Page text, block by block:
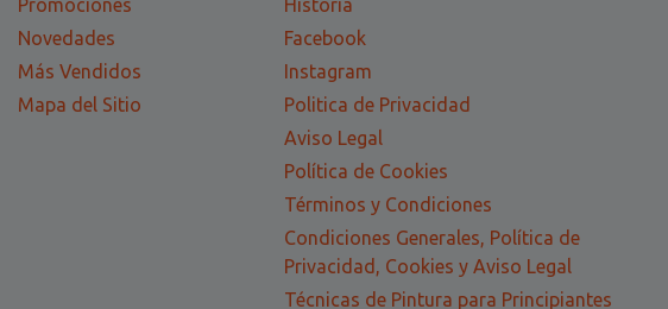
Promociones
Novedades
Más Vendidos
Mapa del Sitio
Historia
Facebook
Instagram
Politica de Privacidad
Aviso Legal
Política de Cookies
Términos y Condiciones
Condiciones Generales, Política de
Privacidad, Cookies y Aviso Legal
Técnicas de Pintura para Principiantes